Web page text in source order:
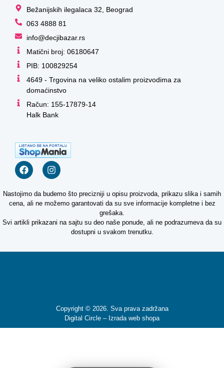
Bežanijskih ilegalaca 32, Beograd
063 4888 81
info@decjibazar.rs
Matični broj: 06180647
PIB: 100829254
4649 - Trgovina na veliko ostalim proizvodima za
domaćinstvo
Račun: 155-17879-14
Halk Bank
Nastojimo da budemo što precizniji u opisu proizvoda, prikazu slika i samih
cena, ali ne možemo garantovati da su sve informacije kompletne i bez
grešaka.
Svi artikli prikazani na sajtu su deo naše ponude, ali ne podrazumeva da su
dostupni u svakom trenutku.
Copyright © 2026. Sva prava zadržana
Digital Circle – Izrada web shopa
Kako mogu da
pomognem?
ovom sajtu ili
recite mi kako
mogu da